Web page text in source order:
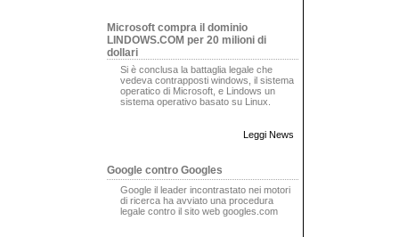
Microsoft compra il dominio
LINDOWS.COM per 20 milioni di
dollari
Si è conclusa la battaglia legale che
vedeva contrapposti windows, il sistema
operatico di Microsoft, e Lindows un
sistema operativo basato su Linux.
Leggi News
Google contro Googles
Google il leader incontrastato nei motori
di ricerca ha avviato una procedura
legale contro il sito web googles.com